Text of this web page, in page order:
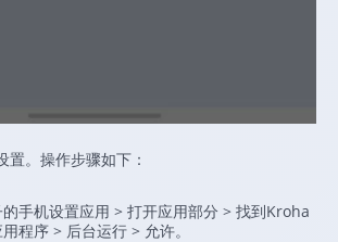
置。操作步骤如下：
手机设置应用 > 打开应用部分 > 找到Kroha
程序 > 后台运行 > 允许。